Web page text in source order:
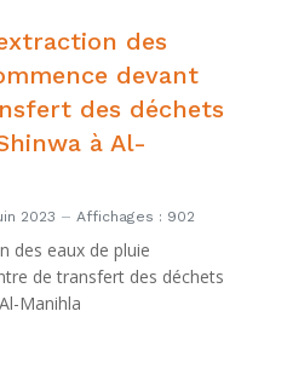
des
devant
des déchets
à Al-
2023 Affichages : 902
des eaux de pluie
de transfert des déchets
Manihla